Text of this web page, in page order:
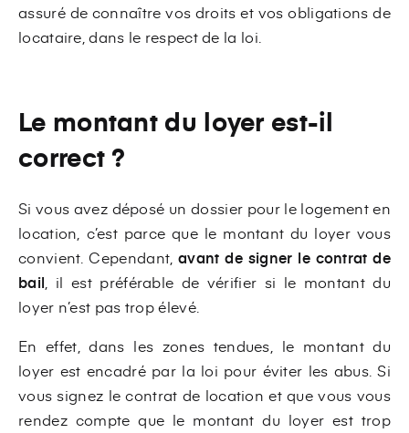
assuré de connaître vos droits et vos obligations de
locataire, dans le respect de la loi.
Le montant du loyer est-il
correct ?
Si vous avez déposé un dossier pour le logement en
location, c’est parce que le montant du loyer vous
convient. Cependant,avant de signer le contrat de
bail , il est préférable de vérifier si le montant du
loyer n’est pas trop élevé.
En effet, dans les zones tendues, le montant du
loyer est encadré par la loi pour éviter les abus. Si
vous signez le contrat de location et que vous vous
rendez compte que le montant du loyer est trop